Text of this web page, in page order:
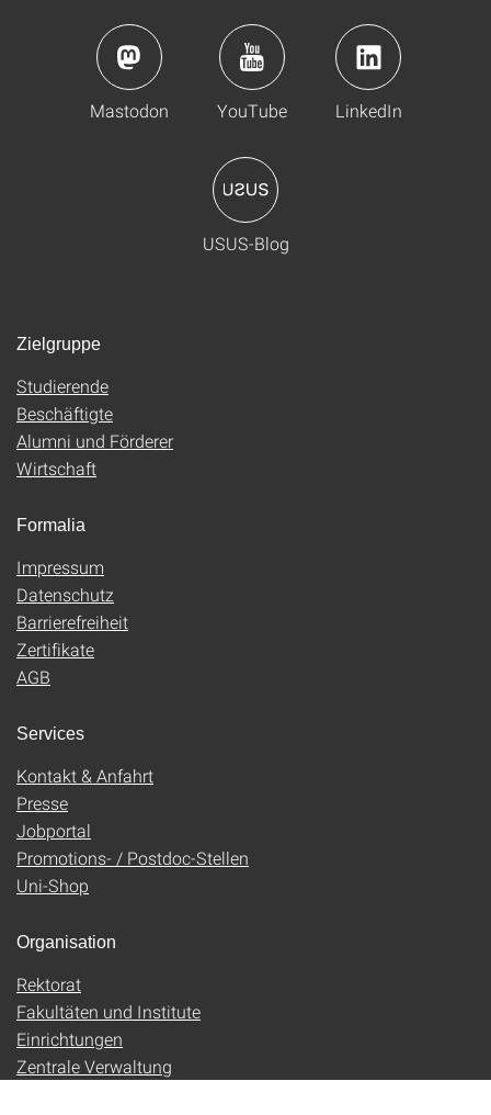
Mastodon YouTube LinkedIn
USUS-Blog
Zielgruppe
Studierende
Beschäftigte
Alumni und Förderer
Wirtschaft
Formalia
Impressum
Datenschutz
Barrierefreiheit
Zertifikate
AGB
Services
Kontakt & Anfahrt
Presse
Jobportal
Promotions- / Postdoc-Stellen
Uni-Shop
Organisation
Rektorat
Fakultäten und Institute
Einrichtungen
Zentrale Verwaltung